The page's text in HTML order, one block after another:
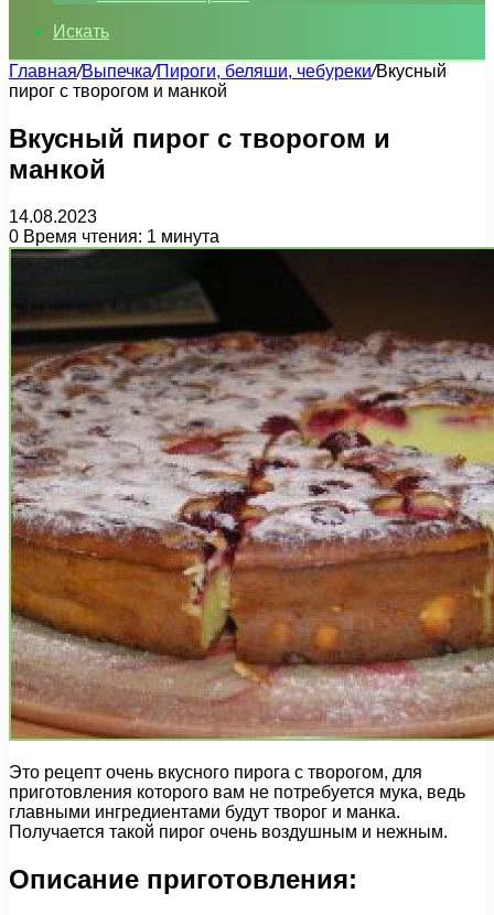
Искать
Главная/Выпечка/Пироги, беляши, чебуреки/Вкусный
пирог с творогом и манкой
Вкусный пирог с творогом и
манкой
14.08.2023
0 Время чтения: 1 минута
Это рецепт очень вкусного пирога с творогом, для
приготовления которого вам не потребуется мука, ведь
главными ингредиентами будут творог и манка.
Получается такой пирог очень воздушным и нежным.
Описание приготовления: